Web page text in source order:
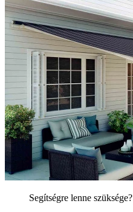
Segítségre lenne szüksége?